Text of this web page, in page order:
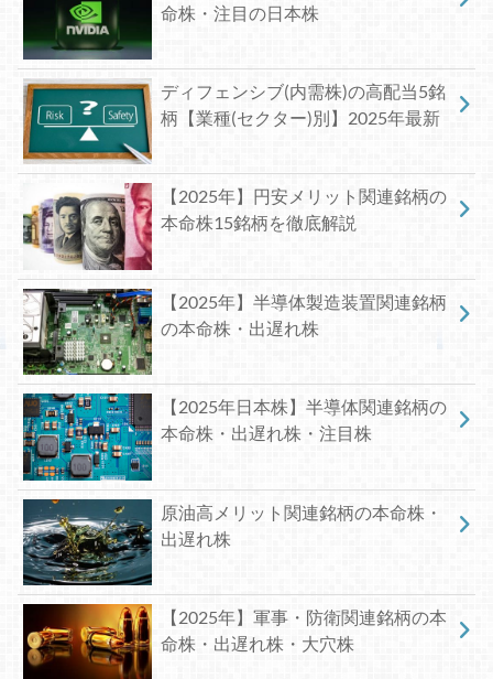
命株・注目の日本株
ディフェンシブ(内需株)の高配当5銘
柄【業種(セクター)別】2025年最新
【2025年】円安メリット関連銘柄の
本命株15銘柄を徹底解説
【2025年】半導体製造装置関連銘柄
の本命株・出遅れ株
【2025年日本株】半導体関連銘柄の
本命株・出遅れ株・注目株
原油高メリット関連銘柄の本命株・
出遅れ株
【2025年】軍事・防衛関連銘柄の本
命株・出遅れ株・大穴株